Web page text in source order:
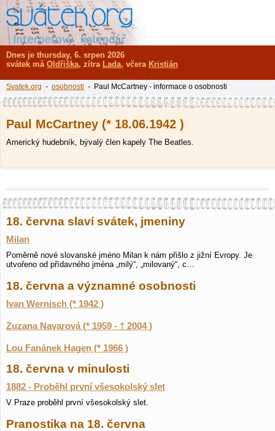
Paul McCartney (* 18.06.1942 )
Americký hudebník, bývalý člen kapely The Beatles.
18. června slaví svátek, jmeniny
Milan
Poměrně nové slovanské jméno Milan k nám přišlo z jižní Evropy. Je
utvořeno od přídavného jména „milý“, „milovaný“, c…
18. června a významné osobnosti
Ivan Wernisch (* 1942 )
Zuzana Navarová (* 1959 - † 2004 )
Lou Fanánek Hagen (* 1966 )
18. června v minulosti
1882 - Proběhl první všesokolský slet
V Praze proběhl první všesokolský slet.
Pranostika na 18. června
Dnes je thursday, 6. srpen 2026
svátek má Oldřiška, zítra Lada, včera Kristián
Svatek.org - osobnosti - Paul McCartney - informace o osobnosti